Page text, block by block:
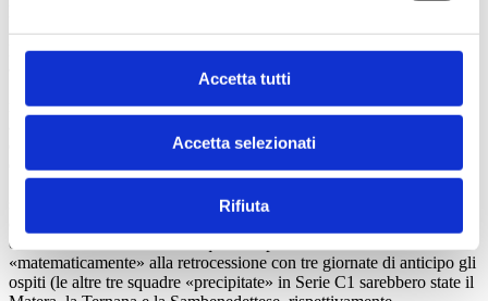
Accetta tutti
Accetta selezionati
Rifiuta
piedi di Walter Casaroli, giunto «a tu per tu» con lui, e nella ripresa,
al 37’ della ripresa su «fucilata» di Marco Torresani), forse
«pagando pedaggio» alla sua inesperienza in occasione del
momentaneo pareggio dei Ducali, al 24’ della ripresa,
dalla destra da Scarpa, durante la cui esecuzione era stato disturbato
dall’esperto ex attaccante rossoblù Fabio Bonci jr., prima che due
«bordate» da circa venticinque metri di Roberto «Roby» Russo – di
sinistro al 29’ e di destro al 41’ –,
e ultima vittoria al Genoa in quel campionato e condannassero
«matematicamente» alla retrocessione con tre giornate di anticipo gli
ospiti (le altre tre squadre «precipitate» in Serie C1 sarebbero state il